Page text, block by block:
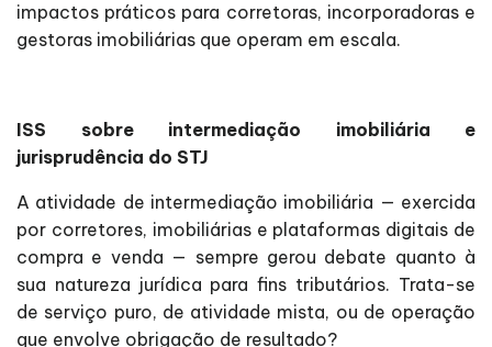
impactos práticos para corretoras, incorporadoras e
gestoras imobiliárias que operam em escala.
ISS sobre intermediação imobiliária e
jurisprudência do STJ
A atividade de intermediação imobiliária — exercida
por corretores, imobiliárias e plataformas digitais de
compra e venda — sempre gerou debate quanto à
sua natureza jurídica para fins tributários. Trata-se
de serviço puro, de atividade mista, ou de operação
que envolve obrigação de resultado?